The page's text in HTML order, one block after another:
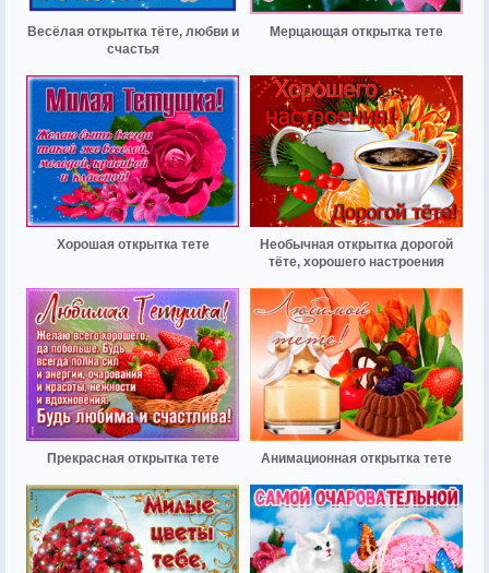
Весёлая открытка тёте, любви и
счастья
Мерцающая открытка тете
Хорошая открытка тете
Необычная открытка дорогой
тёте, хорошего настроения
Прекрасная открытка тете Анимационная открытка тете